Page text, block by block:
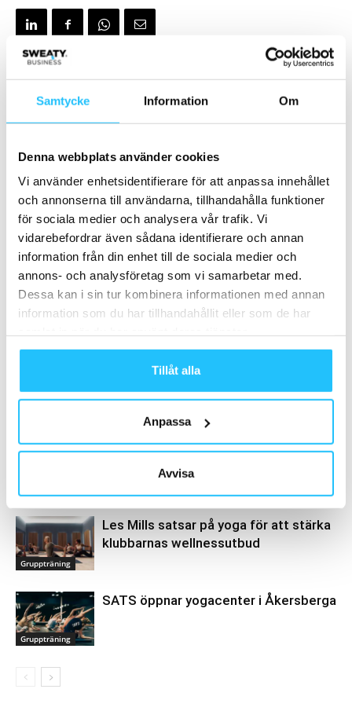
Samtycke Information Om
Denna webbplats använder cookies
Vi använder enhetsidentifierare för att anpassa innehållet
och annonserna till användarna, tillhandahålla funktioner
för sociala medier och analysera vår trafik. Vi
vidarebefordrar även sådana identifierare och annan
information från din enhet till de sociala medier och
annons- och analysföretag som vi samarbetar med.
Dessa kan i sin tur kombinera informationen med annan
information som du har tillhandahållit eller som de har
Tillåt alla
Anpassa
Avvisa
Förra artikeln
Wondr Meetup – Businessdag
effektivitet
Nästa artikel
Micom Fitness Partner utsedd
Brian van den Brink
Mer av samma författare
ClassPass årssummering
träningstrender 2025
Gruppträning
Les Mills satsar på yoga för att stärka
klubbarnas wellnessutbud
Gruppträning
SATS öppnar yogacenter i Åkersberga